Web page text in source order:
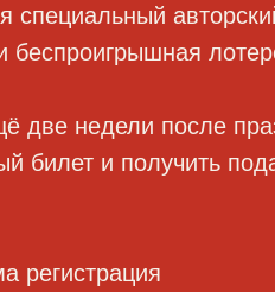
специальный
беспроигрышная
две недели после
билет и получить
регистрация